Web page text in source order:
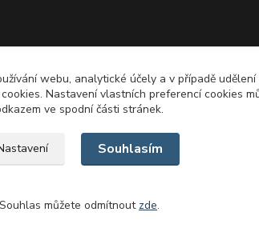
webu, analytické účely a v případě
Nastavení vlastních preferencí cookies
ve spodní části stránek.
Souhlasím
Souhlas můžete odmítnout zde.